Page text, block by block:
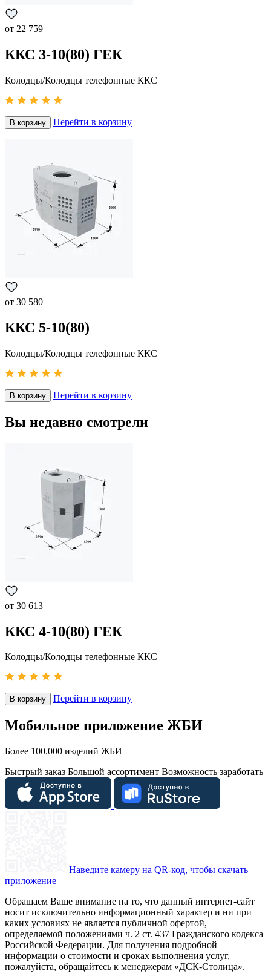
от 22 759
ККС 3-10(80) ГЕК
Колодцы/Колодцы телефонные ККС
В корзину Перейти в корзину
от 30 580
ККС 5-10(80)
Колодцы/Колодцы телефонные ККС
В корзину Перейти в корзину
Вы недавно смотрели
от 30 613
ККС 4-10(80) ГЕК
Колодцы/Колодцы телефонные ККС
В корзину Перейти в корзину
Мобильное приложение ЖБИ
Более 100.000 изделий ЖБИ
Быстрый заказ Большой ассортимент Возможность заработать
Наведите камеру на QR-код, чтобы скачать
приложение
Обращаем Ваше внимание на то, что данный интернет-сайт
носит исключительно информационный характер и ни при
каких условиях не является публичной офертой,
определяемой положениями ч. 2 ст. 437 Гражданского кодекса
Российской Федерации. Для получения подробной
информации о стоимости и сроках выполнения услуг,
пожалуйста, обращайтесь к менеджерам «ДСК-Столица».